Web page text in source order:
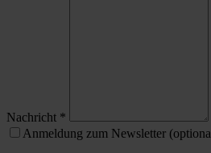
Nachricht *
Anmeldung zum Newsletter